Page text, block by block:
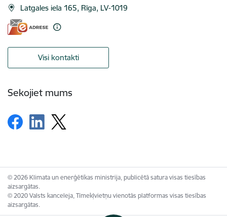
Latgales iela 165, Rīga, LV-1019
Visi kontakti
Sekojiet mums
© 2026 Klimata un enerģētikas ministrija, publicētā satura visas tiesības
aizsargātas.
© 2020 Valsts kanceleja, Tīmekļvietņu vienotās platformas visas tiesības
aizsargātas.